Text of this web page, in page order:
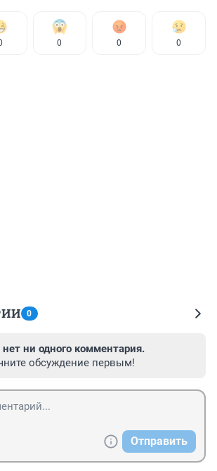
0 0 0
0
нет ни одного комментария.
обсуждение первым!
Отправить